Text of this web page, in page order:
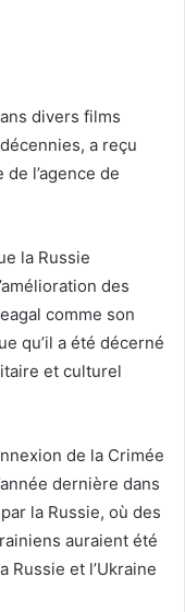
divers films
a reçu
de l’agence de
la Russie
des
comme son
qu’il a été décerné
et culturel
de la Crimée
dernière dans
la Russie, où des
auraient été
Russie et l’Ukraine